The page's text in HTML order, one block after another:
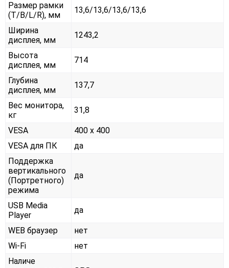
Размер рамки
(T/B/L/R), мм
13,6/13,6/13,6/13,6
Ширина
дисплея, мм
1243,2
Высота
дисплея, мм
714
Глубина
дисплея, мм
137,7
Вес монитора,
кг
31,8
VESA
400 x 400
VESA для ПК
да
Поддержка
вертикального
(Портретного)
режима
да
USB Media
Player
да
WEB браузер
нет
Wi-Fi
нет
Наличе